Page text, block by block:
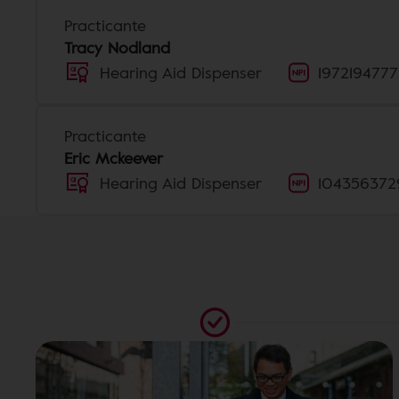
Practicante
Tracy Nodland
Hearing Aid Dispenser
1972194777
Practicante
Eric Mckeever
Hearing Aid Dispenser